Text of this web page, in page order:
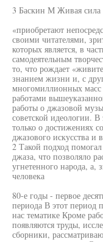
3 Баскин М Живая
«приобретают
своими читателями,
которых является, в
самодеятельным
то, что рождает
знанием жизни и, с
многомиллионных масс
работами
работы о джазовой
советской идеологии. В
только о достижениях
джазового искусства
2 Такой подход
джаза, что позволяло
угнетенного народа, а,
человека
80-е годы - первое
периода В этот период
нас тематике Кроме
появляются труды,
сборники,